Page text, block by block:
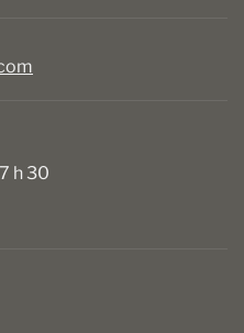
h 30